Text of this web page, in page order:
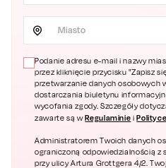
Miasto
Podanie adresu e-mail i nazwy
przez kliknięcie przycisku "Zapisz
przetwarzanie danych osobowych
dostarczania biuletynu
wycofania zgody. Szczegóły
zawarte są wRegulaminie i
Administratorem Twoich danych
ograniczoną odpowiedzialnością z
przy ulicy Artura Grottgera 4/2.